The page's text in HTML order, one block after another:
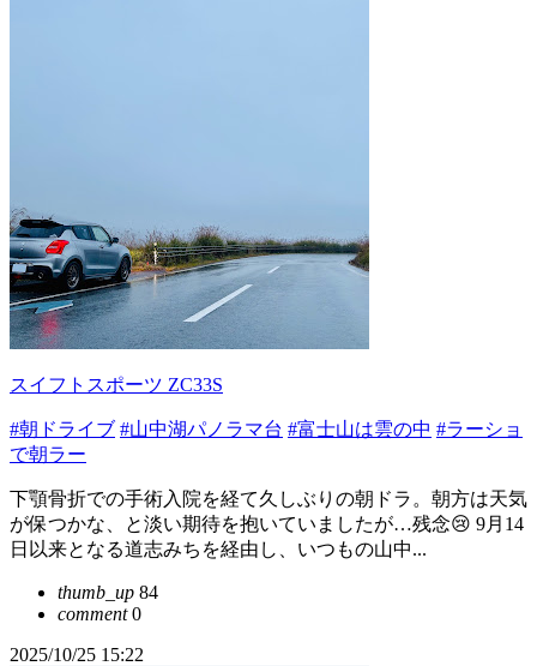
スイフトスポーツ ZC33S
#朝ドライブ #山中湖パノラマ台 #富士山は雲の中 #ラーショ
で朝ラー
下顎骨折での手術入院を経て久しぶりの朝ドラ。朝方は天気
が保つかな、と淡い期待を抱いていましたが…残念😢 9月14
日以来となる道志みちを経由し、いつもの山中...
thumb_up 84
comment0
2025/10/25 15:22